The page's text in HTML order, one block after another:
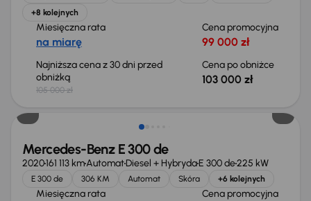
+8 kolejnych
Miesięczna rata
na miarę
Cena promocyjna
99 000 zł
Najniższa cena z 30 dni przed
obniżką
105 000 zł
Cena po obniżce
103 000 zł
Taniej o 2 000 zł
Mercedes-Benz E 300 de
2020161 113 kmAutomatDiesel + HybrydaE 300 de225 kW
E 300 de 306 KM Automat Skóra +6 kolejnych
Miesięczna rata Cena promocyjna